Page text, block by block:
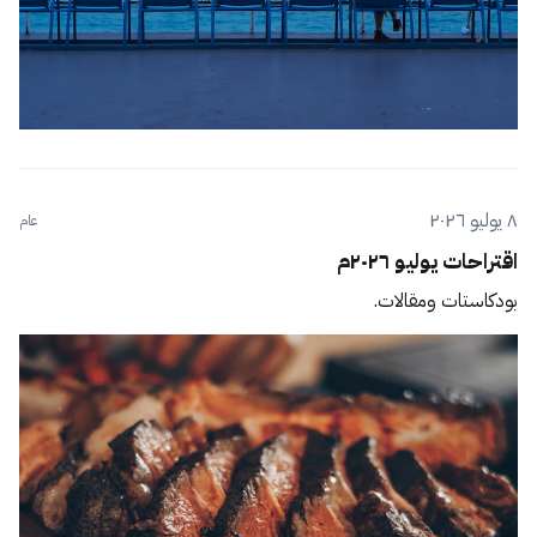
٨ يوليو ٢٠٢٦ عام
اقتراحات يوليو ٢٠٢٦م
بودكاستات ومقالات.